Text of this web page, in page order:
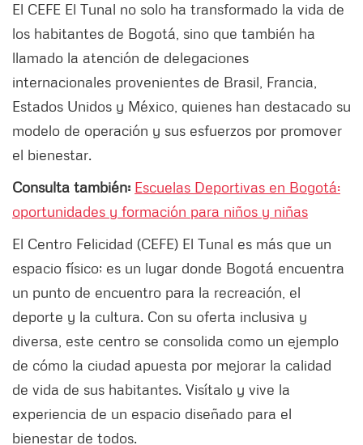
El CEFE El Tunal no solo ha transformado la vida de
los habitantes de Bogotá, sino que también ha
llamado la atención de delegaciones
internacionales provenientes de Brasil, Francia,
Estados Unidos y México, quienes han destacado su
modelo de operación y sus esfuerzos por promover
el bienestar.
Consulta también: Escuelas Deportivas en Bogotá:
oportunidades y formación para niños y niñas
El Centro Felicidad (CEFE) El Tunal es más que un
espacio físico; es un lugar donde Bogotá encuentra
un punto de encuentro para la recreación, el
deporte y la cultura. Con su oferta inclusiva y
diversa, este centro se consolida como un ejemplo
de cómo la ciudad apuesta por mejorar la calidad
de vida de sus habitantes. Visítalo y vive la
experiencia de un espacio diseñado para el
bienestar de todos.